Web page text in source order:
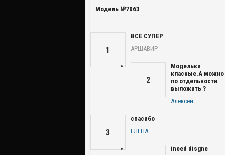
Модель №7063
1
ВСЕ СУПЕР
АРШАВИР
2
Модельки
класные.А можно
по отдельности
выложить ?
Алексей
3
спасибо
ЕЛЕНА
ineed disgne